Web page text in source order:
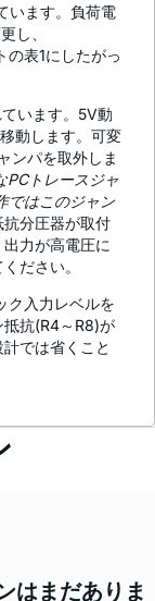
います。負荷電
し、
表1にしたがっ
います。5V動
動します。可変
ンパを取外しま
PCトレースジャ
ではこのジャン
分圧器が取付
力が高電圧に
ださい。
ク入力レベルを
抗(R4～R8)が
では省くこと
はまだありま